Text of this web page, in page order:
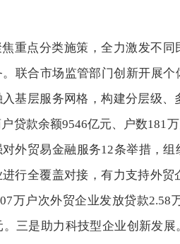
重点分类施策，全力激发不
联合市场监管部门创新开展
基层服务网格，构建分层级
贷款余额9546亿元、户数181
外贸易金融服务12条举措，
行全覆盖对接，有力支持外
万户次外贸企业发放贷款2.58
。三是助力科技型企业创新发